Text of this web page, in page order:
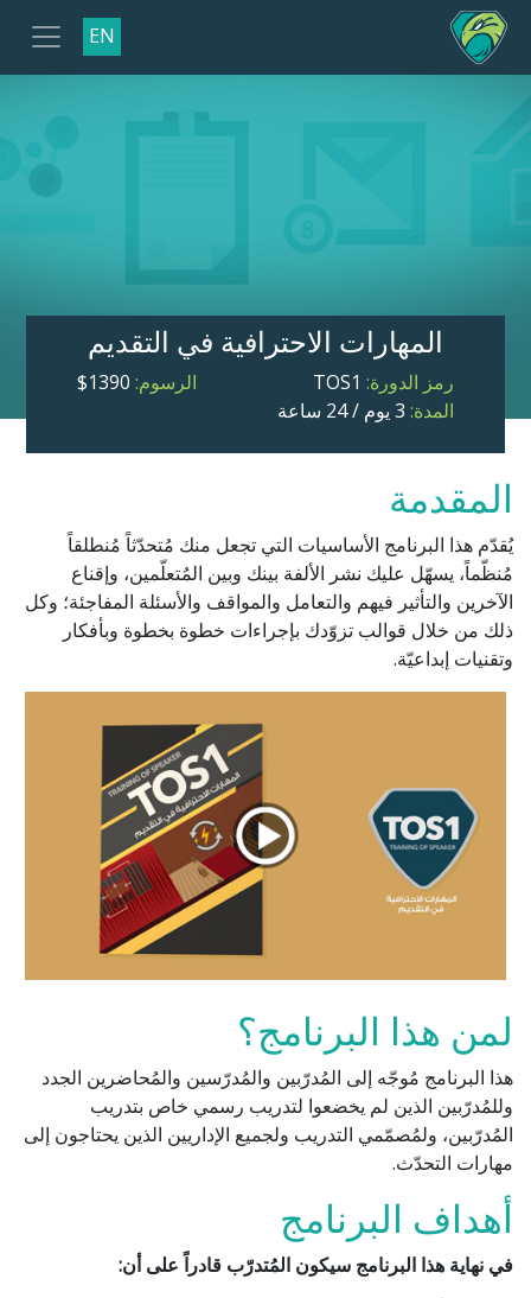
EN
المهارات الاحترافية في التقديم
رمز الدورة: TOS1
المدة: 3 يوم / 24 ساعة
الرسوم: 1390$
المقدمة
يُقدّم هذا البرنامج الأساسيات التي تجعل منك مُتحدّثاً مُنطلقاً
مُنظّماً، يسهّل عليك نشر الألفة بينك وبين المُتعلّمين، وإقناع
الآخرين والتأثير فيهم والتعامل والمواقف والأسئلة المفاجئة؛ وكل
ذلك من خلال قوالب تزوّدك بإجراءات خطوة بخطوة وبأفكار
وتقنيات إبداعيّة.
لمن هذا البرنامج؟
هذا البرنامج مُوجّه إلى المُدرّبين والمُدرّسين والمُحاضرين الجدد
وللمُدرّبين الذين لم يخضعوا لتدريب رسمي خاص بتدريب
المُدرّبين، ولمُصمّمي التدريب ولجميع الإداريين الذين يحتاجون إلى
مهارات التحدّث.
أهداف البرنامج
في نهاية هذا البرنامج سيكون المُتدرّب قادراً على أن: